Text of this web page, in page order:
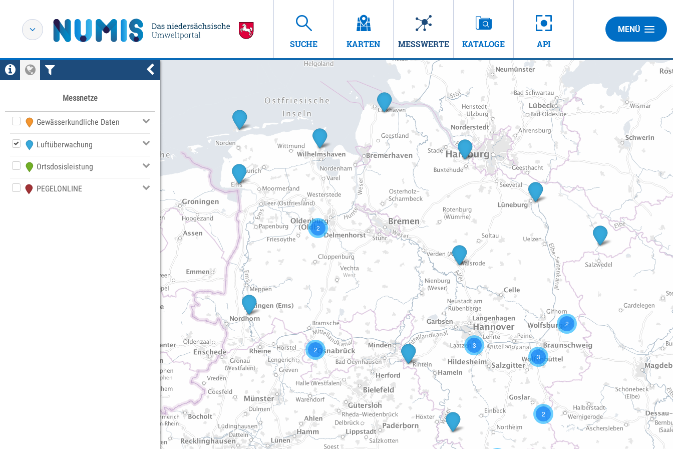
SUCHE KARTEN MESSWERTE KATALOGE API
MENÜ